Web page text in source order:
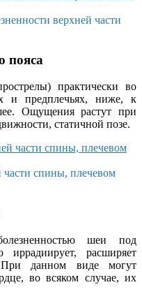
верхней части
пояса
практически во
и предплечьях, ниже, к
Ощущения растут при
статичной позе.
спины, плечевом
шеи под
иррадиирует, расширяет
данном виде могут
во всяком случае, их